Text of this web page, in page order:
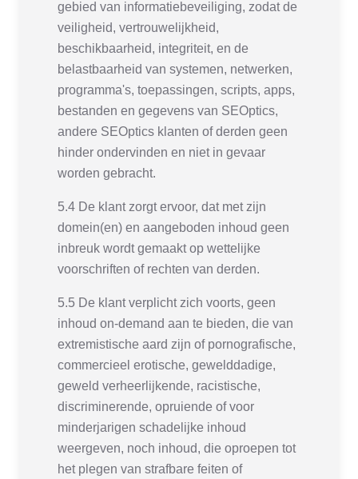
gebied van informatiebeveiliging, zodat de
veiligheid, vertrouwelijkheid,
beschikbaarheid, integriteit, en de
belastbaarheid van systemen, netwerken,
programma's, toepassingen, scripts, apps,
bestanden en gegevens van SEOptics,
andere SEOptics klanten of derden geen
hinder ondervinden en niet in gevaar
worden gebracht.
5.4 De klant zorgt ervoor, dat met zijn
domein(en) en aangeboden inhoud geen
inbreuk wordt gemaakt op wettelijke
voorschriften of rechten van derden.
5.5 De klant verplicht zich voorts, geen
inhoud on-demand aan te bieden, die van
extremistische aard zijn of pornografische,
commercieel erotische, gewelddadige,
geweld verheerlijkende, racistische,
discriminerende, opruiende of voor
minderjarigen schadelijke inhoud
weergeven, noch inhoud, die oproepen tot
het plegen van strafbare feiten of